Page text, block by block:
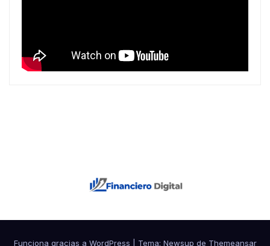
Funciona gracias a WordPress Tema: Newsup de Themeansar